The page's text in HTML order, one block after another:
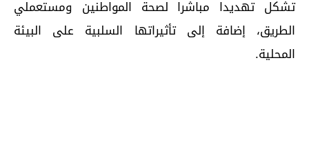
تشكل تهديدا مباشرا لصحة المواطنين ومستعملي
الطريق، إضافة إلى تأثيراتها السلبية على البيئة
المحلية.